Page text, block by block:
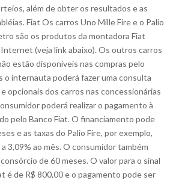
além de obter os resultados e as
Fiat Os carros Uno Mille Fire e o Palio
são os produtos da montadora Fiat
(veja link abaixo). Os outros carros
estão disponíveis nas compras pelo
o internauta poderá fazer uma consulta
opcionais dos carros nas concessionárias
poderá realizar o pagamento à
pelo Banco Fiat. O financiamento pode
e as taxas do Palio Fire, por exemplo,
3,09% ao mês. O consumidor também
de 60 meses. O valor para o sinal
é de R$ 800,00 e o pagamento pode ser